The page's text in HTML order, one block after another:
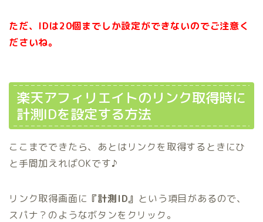
ただ、IDは20個までしか設定ができないのでご注意く
ださいね。
楽天アフィリエイトのリンク取得時に
計測IDを設定する方法
ここまでできたら、あとはリンクを取得するときにひ
と手間加えればOKです♪
リンク取得画面に 『計測ID』 という項目があるので、
スパナ？のようなボタンをクリック。